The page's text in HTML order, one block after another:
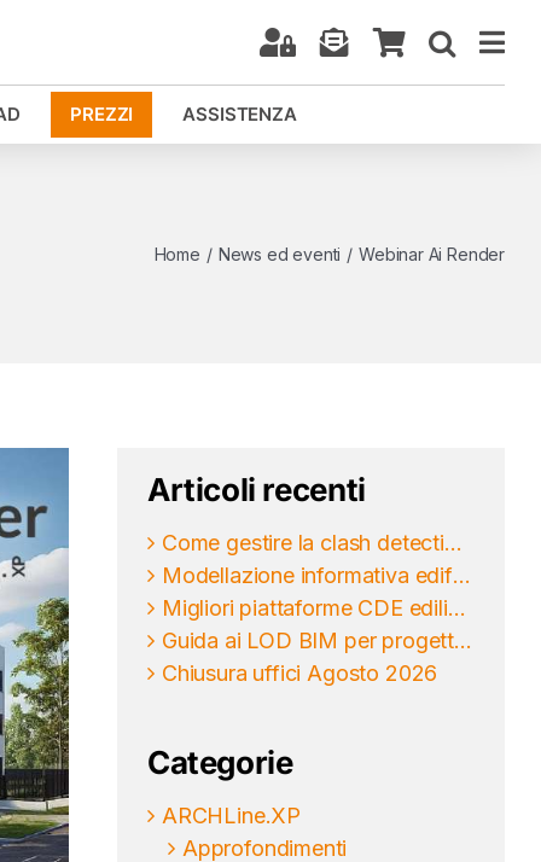
PREZZI ASSISTENZA
Home / News ed eventi / Webinar Ai Render
Articoli recenti
Come gestire la clash detection BIM nei progetti
Modellazione informativa edifici per progettare meglio
Migliori piattaforme CDE edilizia per il BIM
Guida ai LOD BIM per progettare senza ambiguità
Chiusura uffici Agosto 2026
Categorie
ARCHLine.XP
Approfondimenti